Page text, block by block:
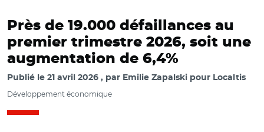
Près de 19.000 défaillances au
premier trimestre 2026, soit une
augmentation de 6,4%
Publié le 21 avril 2026 par Emilie Zapalski pour Localtis
Développement économique